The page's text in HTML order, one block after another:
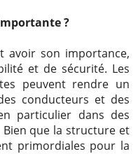
?
avoir son importance,
et de sécurité. Les
peuvent rendre un
conducteurs et des
particulier dans des
que la structure et
primordiales pour la